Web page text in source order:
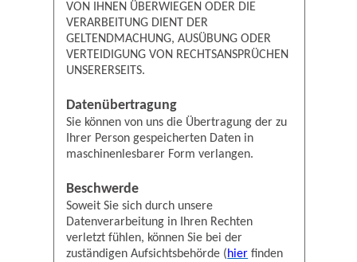
VON IHNEN ÜBERWIEGEN ODER DIE
VERARBEITUNG DIENT DER
GELTENDMACHUNG, AUSÜBUNG ODER
VERTEIDIGUNG VON RECHTSANSPRÜCHEN
UNSERERSEITS.
Datenübertragung
Sie können von uns die Übertragung der zu
Ihrer Person gespeicherten Daten in
maschinenlesbarer Form verlangen.
Beschwerde
Soweit Sie sich durch unsere
Datenverarbeitung in Ihren Rechten
verletzt fühlen, können Sie bei der
zuständigen Aufsichtsbehörde (hier finden